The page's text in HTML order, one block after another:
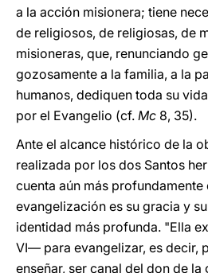
a la acción misionera; tiene
de religiosos, de religiosas, de
misioneras, que, renunciando
gozosamente a la familia, a la
humanos, dediquen toda su
por el Evangelio (cf. Mc 8, 35).
Ante el alcance histórico de la
realizada por los dos Santos
cuenta aún más profundamente
evangelización es su gracia y
identidad más profunda. "Ella
VI— para evangelizar, es decir,
enseñar, ser canal del don de